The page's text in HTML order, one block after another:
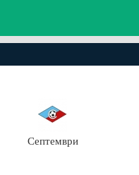
Септември